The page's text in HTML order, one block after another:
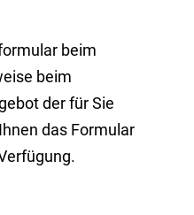
beim
beim
der für Sie
das Formular